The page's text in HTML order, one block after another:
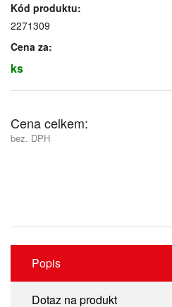
Kód produktu:
2271309
Cena za:
ks
Cena celkem:
bez. DPH
Popis
Dotaz na produkt